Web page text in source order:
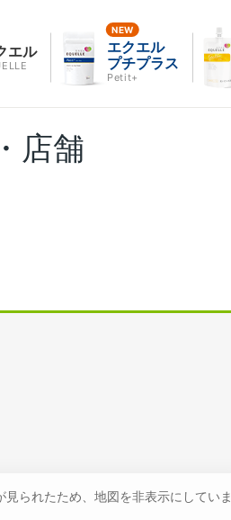
エル
エクエル
プチプラス
Petit+
店舗
見られたため、地図を非表示にしていま